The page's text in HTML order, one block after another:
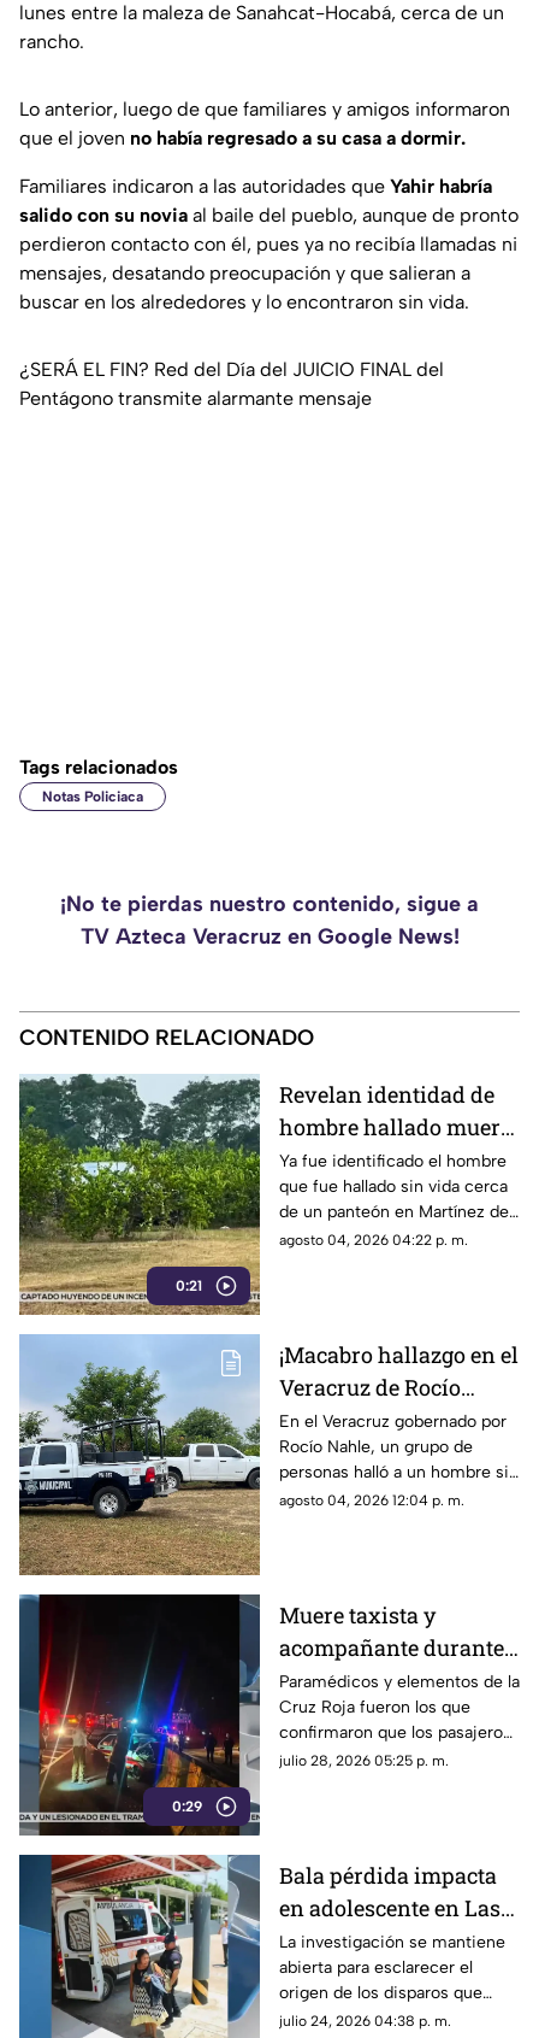
lunes entre la maleza de Sanahcat-Hocabá, cerca de un
rancho.
Lo anterior, luego de que familiares y amigos informaron
que el joven no había regresado a su casa a dormir.
Familiares indicaron a las autoridades que Yahir habría
salido con su novia al baile del pueblo, aunque de pronto
perdieron contacto con él, pues ya no recibía llamadas ni
mensajes, desatando preocupación y que salieran a
buscar en los alrededores y lo encontraron sin vida.
¿SERÁ EL FIN? Red del Día del JUICIO FINAL del
Pentágono transmite alarmante mensaje
Tags relacionados
Notas Policiaca
¡No te pierdas nuestro contenido, sigue a
TV Azteca Veracruz en Google News!
CONTENIDO RELACIONADO
0:21
Revelan identidad de
hombre hallado muerto
cerca de panteón en
Veracruz
Ya fue identificado el hombre
que fue hallado sin vida cerca
de un panteón en Martínez de
la Torre, Veracruz.
agosto 04, 2026 04:22 p. m.
¡Macabro hallazgo en el
Veracruz de Rocío
Nahle! Hallan a
hombre sin vida cerca
de panteón; así estaba
el cuerpo
En el Veracruz gobernado por
Rocío Nahle, un grupo de
personas halló a un hombre sin
vida cerca de un panteón en
agosto 04, 2026 12:04 p. m.
0:29
Muere taxista y
acompañante durante
aparatoso accidente
sobre libramiento en
Coatepec
Paramédicos y elementos de la
Cruz Roja fueron los que
confirmaron que los pasajeros
del taxi ya no contaban con
julio 28, 2026 05:25 p. m.
Bala pérdida impacta
en adolescente en Las
Choapas ¿cuál es su
estado de salud?
La investigación se mantiene
abierta para esclarecer el
origen de los disparos que
terminaron lesionando a una
julio 24, 2026 04:38 p. m.